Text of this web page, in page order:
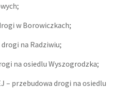
w Borowiczkach;
na Radziwiu;
na osiedlu Wyszogrodzka;
– przebudowa drogi na osiedlu